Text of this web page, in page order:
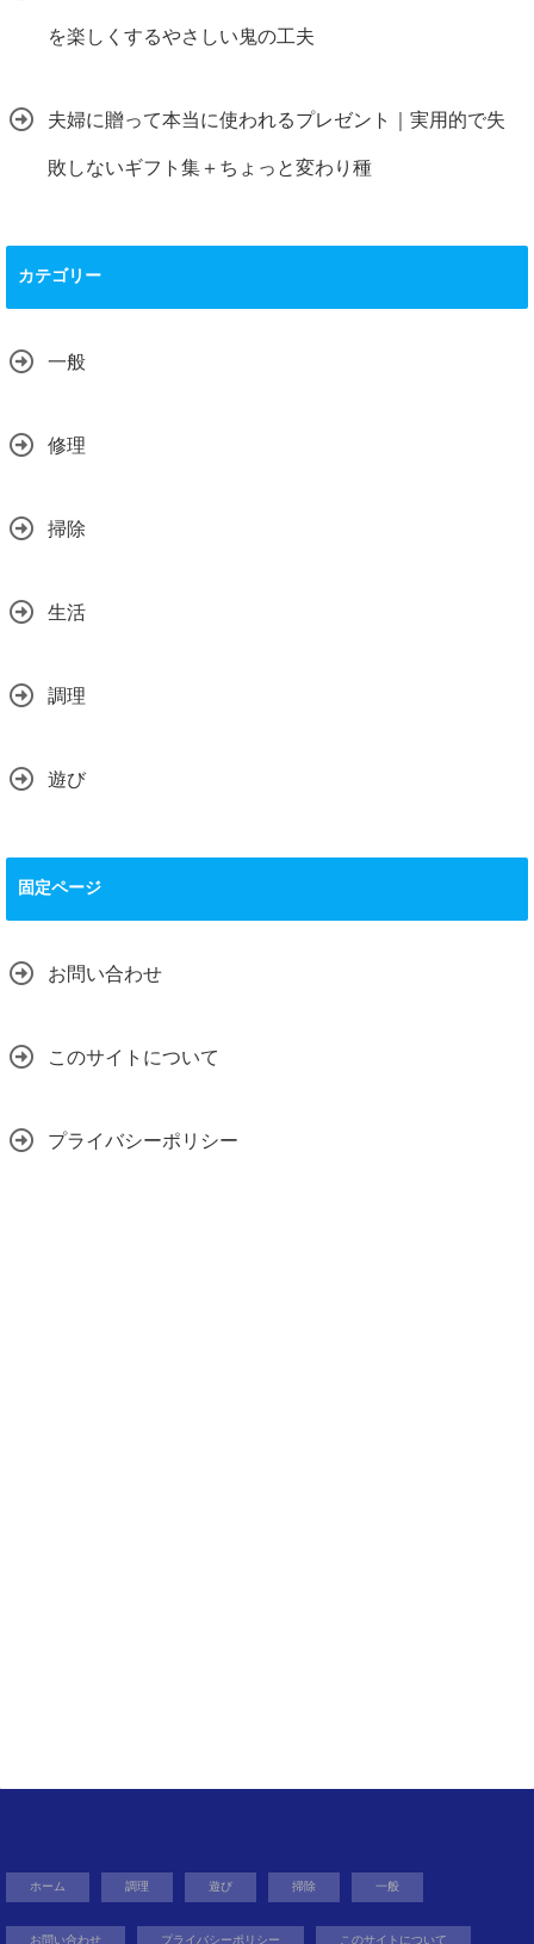
を楽しくするやさしい鬼の工夫
夫婦に贈って本当に使われるプレゼント｜実用的で失
敗しないギフト集＋ちょっと変わり種
カテゴリー
一般
修理
掃除
生活
調理
遊び
固定ページ
お問い合わせ
このサイトについて
プライバシーポリシー
ホーム 調理 遊び 掃除 一般
お問い合わせ プライバシーポリシー このサイトについて